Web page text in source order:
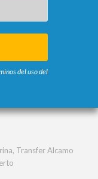
del uso del
Transfer Alcamo